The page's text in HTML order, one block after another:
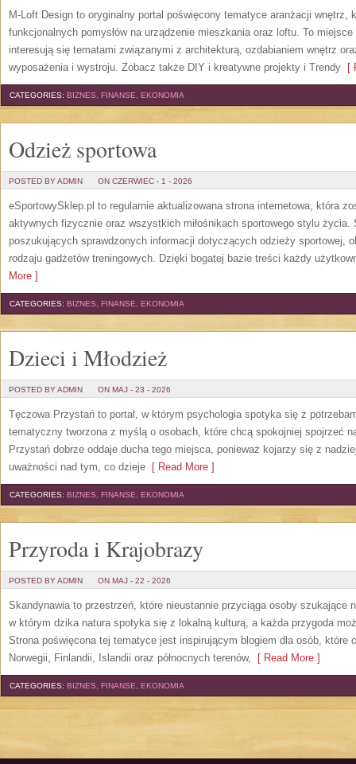
M-Loft Design to oryginalny portal poświęcony tematyce aranżacji wnętrz,
funkcjonalnych pomysłów na urządzenie mieszkania oraz loftu. To
interesują się tematami związanymi z architekturą, ozdabianiem wnętrz
wyposażenia i wystroju. Zobacz także DIY i kreatywne projekty i Trendy [
CATEGORIES: BIZNES, FINANSE, EKONOMIA
Odzież sportowa
POSTED BY ADMIN ON CZERWIEC - 1 - 2026
eSportowySklep.pl to regularnie aktualizowana strona internetowa, która
aktywnych fizycznie oraz wszystkich miłośnikach sportowego stylu życia.
poszukujących sprawdzonych informacji dotyczących odzieży sportowej,
rodzaju gadżetów treningowych. Dzięki bogatej bazie treści każdy
More ]
CATEGORIES: BIZNES, FINANSE, EKONOMIA
Dzieci i Młodzież
POSTED BY ADMIN ON MAJ - 23 - 2026
Tęczowa Przystań to portal, w którym psychologia spotyka się z
tematyczny tworzona z myślą o osobach, które chcą spokojniej spojrzeć
Przystań dobrze oddaje ducha tego miejsca, ponieważ kojarzy się z
uważności nad tym, co dzieje [ Read More ]
CATEGORIES: BIZNES, FINANSE, EKONOMIA
Przyroda i Krajobrazy
POSTED BY ADMIN ON MAJ - 22 - 2026
Skandynawia to przestrzeń, które nieustannie przyciąga osoby szukające
w którym dzika natura spotyka się z lokalną kulturą, a każda przygoda
Strona poświęcona tej tematyce jest inspirującym blogiem dla osób, które
Norwegii, Finlandii, Islandii oraz północnych terenów, [ Read More ]
CATEGORIES: BIZNES, FINANSE, EKONOMIA